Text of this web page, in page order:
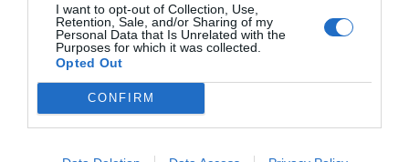
I want to opt-out of Collection, Use,
Retention, Sale, and/or Sharing of my
Personal Data that Is Unrelated with the
Purposes for which it was collected.
Opted Out
CONFIRM
incandescente. Em “O Pecado Mora ao Lado”,
transforma uma cena de ventilação urbana — o
vestido branco, a grelha do metro, a fotografia
que toda a gente conhece mesmo sem ter visto o
filme e que, na verdade, é sobretudo uma imagem